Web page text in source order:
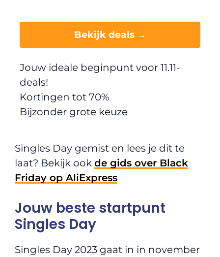
Bekijk deals →
Jouw ideale beginpunt voor 11.11-
deals!
Kortingen tot 70%
Bijzonder grote keuze
Singles Day gemist en lees je dit te
laat? Bekijk ook de gids over Black
Friday op AliExpress
Jouw beste startpunt
Singles Day
Singles Day 2023 gaat in in november